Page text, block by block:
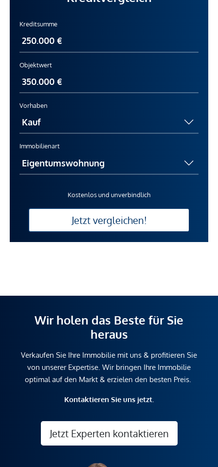
Kreditsumme
Objektwert
Vorhaben
Immobilienart
Kostenlos und unverbindlich
Jetzt vergleichen!
Wir holen das Beste für Sie
heraus
Verkaufen Sie Ihre Immobilie mit uns & profitieren Sie
von unserer Expertise. Wir bringen Ihre Immobilie
optimal auf den Markt & erzielen den besten Preis.
Kontaktieren Sie uns jetzt.
Jetzt Experten kontaktieren